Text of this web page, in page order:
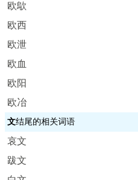
欧歍
欧西
欧泄
欧血
欧阳
欧冶
文结尾的相关词语
哀文
跋文